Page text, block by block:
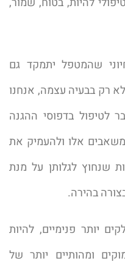
שהמטפל יתמקד גם
רק בבעיה עצמה, אנחנו
לטיפול בדפוסי ההגנה
אלו ולהעמיק את
שנחוץ לגלותן על מנת
בהירה.
יותר פנימיים, להיות
ומהותיים יותר של